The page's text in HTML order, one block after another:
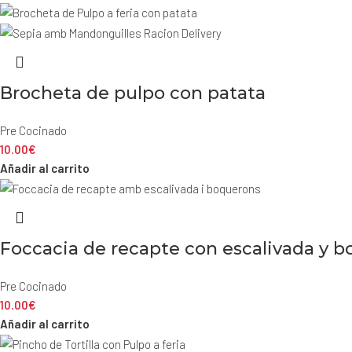
Brocheta de pulpo con patata
Pre Cocinado
10.00€
Añadir al carrito
Foccacia de recapte con escalivada y
Pre Cocinado
10.00€
Añadir al carrito